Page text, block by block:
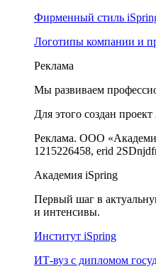
Фирменный стиль
Логотипы компании и
Реклама
Мы развиваем
Для этого создан
Реклама. ООО
1215226458, erid
Академия iSpring
Первый шаг в
и интенсивы.
Институт iSpring
ИТ-вуз с дипломом